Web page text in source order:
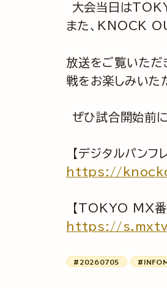
大会当日は
また、KNOCK
放送をご覧いただ
戦をお楽しみいた
ぜひ試合開始前
【デジタルパンフレ
https://
【TOKYO MX番
https://
#20260705